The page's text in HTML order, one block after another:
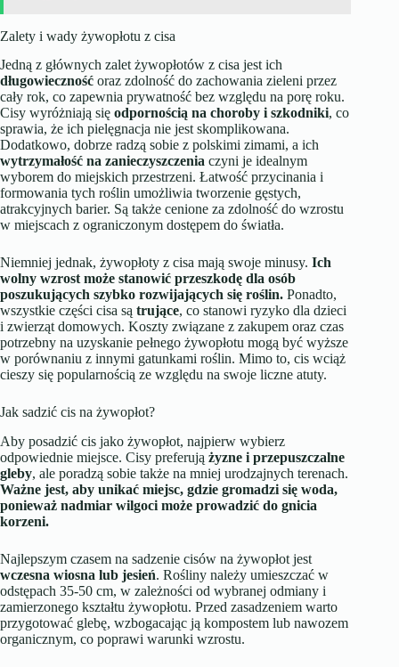
Zalety i wady żywopłotu z cisa
Jedną z głównych zalet żywopłotów z cisa jest ich
długowieczność oraz zdolność do zachowania zieleni przez
cały rok, co zapewnia prywatność bez względu na porę roku.
Cisy wyróżniają się odpornością na choroby i szkodniki, co
sprawia, że ich pielęgnacja nie jest skomplikowana.
Dodatkowo, dobrze radzą sobie z polskimi zimami, a ich
wytrzymałość na zanieczyszczenia czyni je idealnym
wyborem do miejskich przestrzeni. Łatwość przycinania i
formowania tych roślin umożliwia tworzenie gęstych,
atrakcyjnych barier. Są także cenione za zdolność do wzrostu
w miejscach z ograniczonym dostępem do światła.
Niemniej jednak, żywopłoty z cisa mają swoje minusy. Ich
wolny wzrost może stanowić przeszkodę dla osób
poszukujących szybko rozwijających się roślin. Ponadto,
wszystkie części cisa są trujące, co stanowi ryzyko dla dzieci
i zwierząt domowych. Koszty związane z zakupem oraz czas
potrzebny na uzyskanie pełnego żywopłotu mogą być wyższe
w porównaniu z innymi gatunkami roślin. Mimo to, cis wciąż
cieszy się popularnością ze względu na swoje liczne atuty.
Jak sadzić cis na żywopłot?
Aby posadzić cis jako żywopłot, najpierw wybierz
odpowiednie miejsce. Cisy preferują żyzne i przepuszczalne
gleby, ale poradzą sobie także na mniej urodzajnych terenach.
Ważne jest, aby unikać miejsc, gdzie gromadzi się woda,
ponieważ nadmiar wilgoci może prowadzić do gnicia
korzeni.
Najlepszym czasem na sadzenie cisów na żywopłot jest
wczesna wiosna lub jesień. Rośliny należy umieszczać w
odstępach 35-50 cm, w zależności od wybranej odmiany i
zamierzonego kształtu żywopłotu. Przed zasadzeniem warto
przygotować glebę, wzbogacając ją kompostem lub nawozem
organicznym, co poprawi warunki wzrostu.